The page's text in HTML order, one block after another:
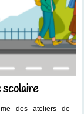
scolaire
des ateliers de